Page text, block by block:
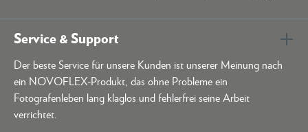
Service & Support
Der beste Service für unsere Kunden ist unserer Meinung nach
ein NOVOFLEX-Produkt, das ohne Probleme ein
Fotografenleben lang klaglos und fehlerfrei seine Arbeit
verrichtet.